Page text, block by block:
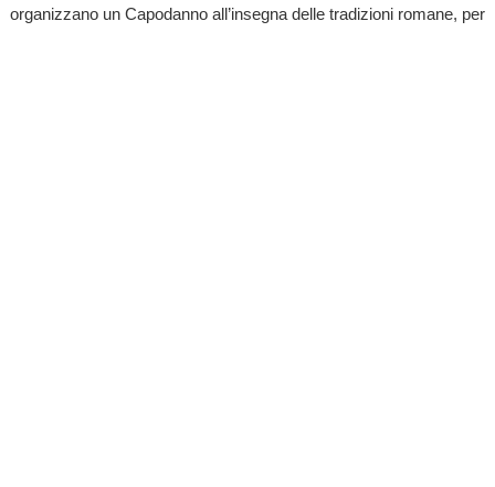
organizzano un Capodanno all’insegna delle tradizioni romane, per